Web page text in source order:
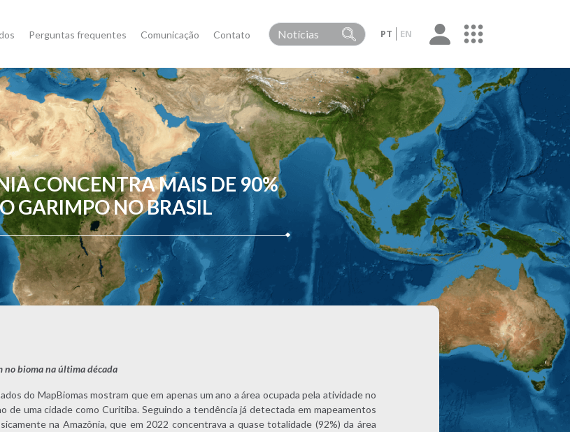
Perguntas frequentes Comunicação Contato PT EN
CONCENTRA MAIS DE 90%
GARIMPO NO BRASIL
no bioma na última década
do MapBiomas mostram que em apenas um ano a área ocupada pela atividade no
de uma cidade como Curitiba. Seguindo a tendência já detectada em mapeamentos
na Amazônia, que em 2022 concentrava a quase totalidade (92%) da área